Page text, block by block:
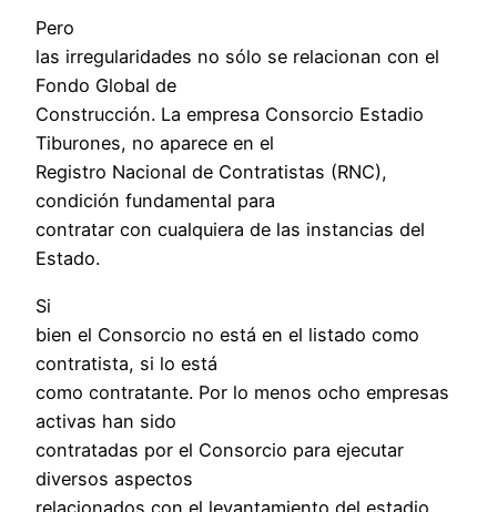
Pero
las irregularidades no sólo se relacionan con el
Fondo Global de
Construcción. La empresa Consorcio Estadio
Tiburones, no aparece en el
Registro Nacional de Contratistas (RNC),
condición fundamental para
contratar con cualquiera de las instancias del
Estado.
Si
bien el Consorcio no está en el listado como
contratista, si lo está
como contratante. Por lo menos ocho empresas
activas han sido
contratadas por el Consorcio para ejecutar
diversos aspectos
relacionados con el levantamiento del estadio.